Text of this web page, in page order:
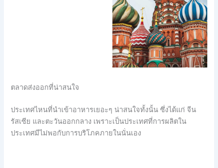
ตลาดส่งออกที่น่าสนใจ
ประเทศไหนที่นำเข้าอาหารเยอะๆ น่าสนใจทั้งนั้น ซึ่งได้แก่ จีน
รัสเซีย และตะวันออกกลาง เพราะเป็นประเทศที่การผลิตใน
ประเทศมีไม่พอกับการบริโภคภายในนั่นเอง